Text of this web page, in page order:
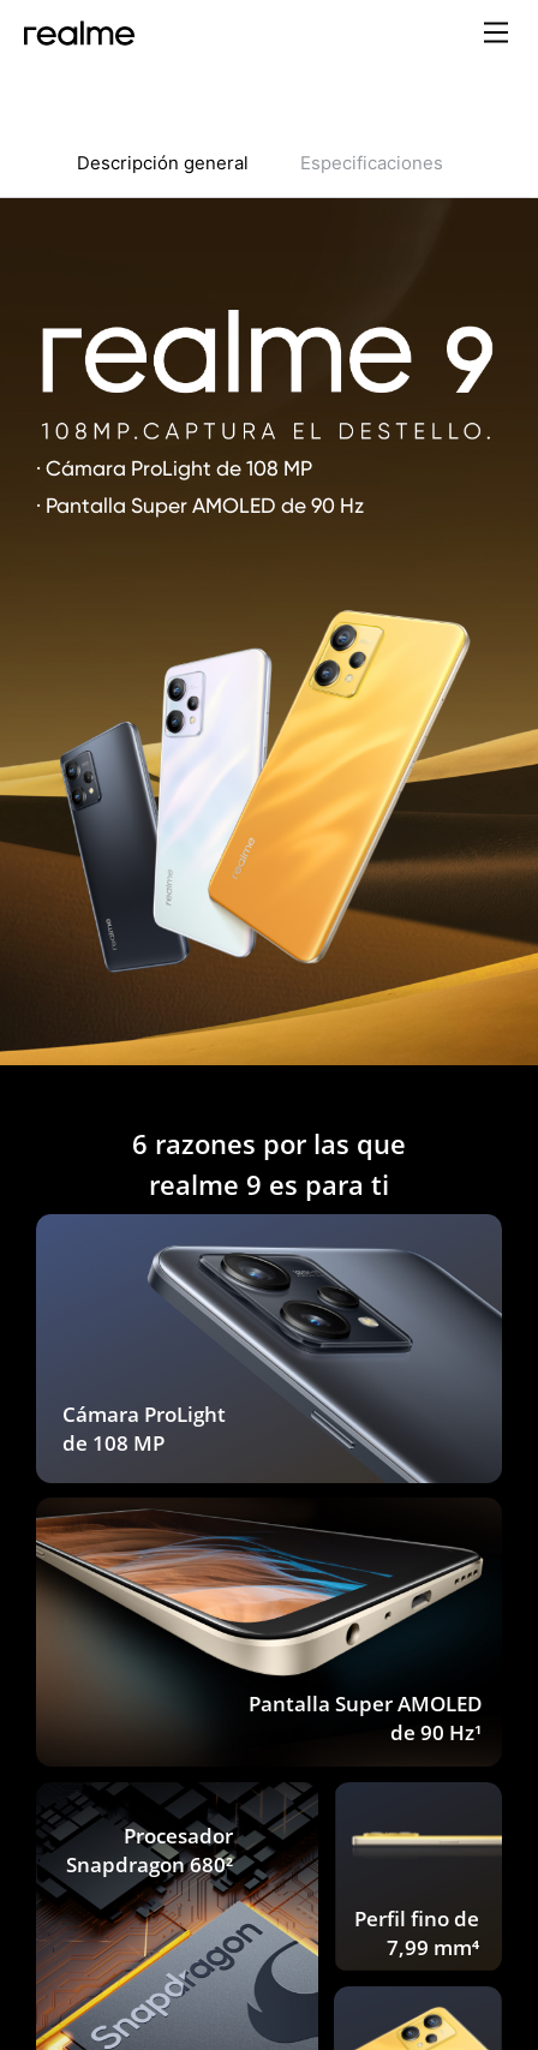
Descripción general Especificaciones
· Cámara ProLight de 108 MP
· Pantalla Super AMOLED de 90 Hz
6 razones por las que
realme 9 es para ti
Cámara ProLight
de 108 MP
Pantalla Super AMOLED
de 90 Hz¹
Procesador
Snapdragon 680²
Perfil fino de
7,99 mm⁴